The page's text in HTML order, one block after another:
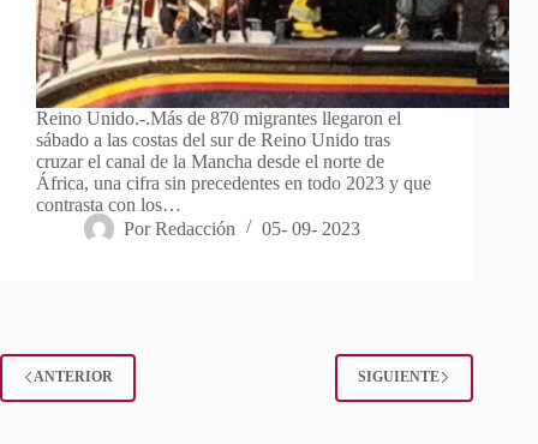
Reino Unido.-.Más de 870 migrantes llegaron el
sábado a las costas del sur de Reino Unido tras
cruzar el canal de la Mancha desde el norte de
África, una cifra sin precedentes en todo 2023 y que
contrasta con los…
Por Redacción 05- 09- 2023
ANTERIOR SIGUIENTE